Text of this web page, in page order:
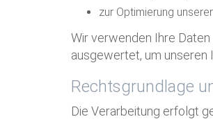
zur Optimierung
Wir verwenden Ihre
ausgewertet, um unseren
Rechtsgrundlage
Die Verarbeitung erfolgt